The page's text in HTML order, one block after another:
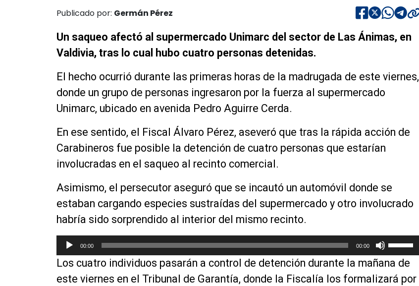
Publicado por: Germán Pérez
Un saqueo afectó al supermercado Unimarc del sector de Las Ánimas, en
Valdivia, tras lo cual hubo cuatro personas detenidas.
El hecho ocurrió durante las primeras horas de la madrugada de este viernes,
donde un grupo de personas ingresaron por la fuerza al supermercado
Unimarc, ubicado en avenida Pedro Aguirre Cerda.
En ese sentido, el Fiscal Álvaro Pérez, aseveró que tras la rápida acción de
Carabineros fue posible la detención de cuatro personas que estarían
involucradas en el saqueo al recinto comercial.
Asimismo, el persecutor aseguró que se incautó un automóvil donde se
estaban cargando especies sustraídas del supermercado y otro involucrado
habría sido sorprendido al interior del mismo recinto.
e
p
r
00:00 00:00
i
l
Los cuatro individuos pasarán a control de detención durante la mañana de
este viernes en el Tribunal de Garantía, donde la Fiscalía los formalizará por